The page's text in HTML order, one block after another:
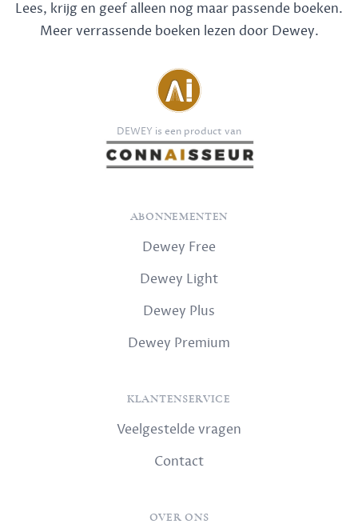
Lees, krijg en geef alleen nog maar passende boeken.
Meer verrassende boeken lezen door Dewey.
DEWEY is een product van
ABONNEMENTEN
Dewey Free
Dewey Light
Dewey Plus
Dewey Premium
KLANTENSERVICE
Veelgestelde vragen
Contact
OVER ONS